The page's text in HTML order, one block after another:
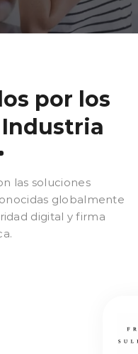
por los
las soluciones
globalmente
digital y firma